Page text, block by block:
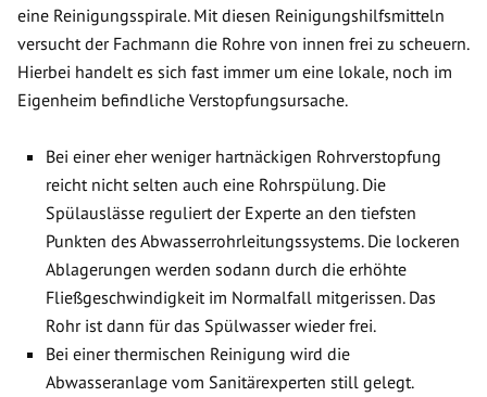
eine Reinigungsspirale. Mit diesen Reinigungshilfsmitteln
versucht der Fachmann die Rohre von innen frei zu scheuern.
Hierbei handelt es sich fast immer um eine lokale, noch im
Eigenheim befindliche Verstopfungsursache.
Bei einer eher weniger hartnäckigen Rohrverstopfung
reicht nicht selten auch eine Rohrspülung. Die
Spülauslässe reguliert der Experte an den tiefsten
Punkten des Abwasserrohrleitungssystems. Die lockeren
Ablagerungen werden sodann durch die erhöhte
Fließgeschwindigkeit im Normalfall mitgerissen. Das
Rohr ist dann für das Spülwasser wieder frei.
Bei einer thermischen Reinigung wird die
Abwasseranlage vom Sanitärexperten still gelegt.